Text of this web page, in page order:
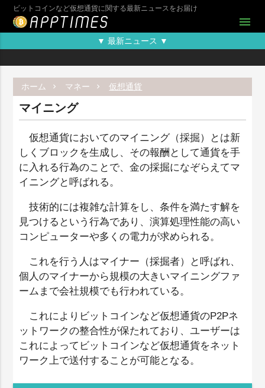
ビットコインなど仮想通貨に関する最新ニュースをお届け
menu
▼ 最新ニュース ▼
ホーム マネー 仮想通貨
マイニング
仮想通貨においてのマイニング（採掘）とは新
しくブロックを生成し、その報酬として通貨を手
に入れる行為のことで、金の採掘になぞらえてマ
イニングと呼ばれる。
技術的には複雑な計算をし、条件を満たす解を
見つけるという行為であり、演算処理性能の高い
コンピューターや多くの電力が求められる。
これを行う人はマイナー（採掘者）と呼ばれ、
個人のマイナーから規模の大きいマイニングファ
ームまで会社規模でも行われている。
これによりビットコインなど仮想通貨のP2Pネ
ットワークの整合性が保たれており、ユーザーは
これによってビットコインなど仮想通貨をネット
ワーク上で送付することが可能となる。